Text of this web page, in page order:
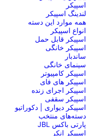
اسپیکر
لندینگ اسپیکر
همه موارد این دسته
انواع اسپیکر
اسپیکر قابل حمل
اسپیکر خانگی
ساندبار
سینمای خانگی
اسپیکر کامپیوتر
اسپیکر های فای
اسپیکر اجرای زنده
اسپیکر سقفی
اسپیکر دیواری | دکوراتیو
دسته‌های منتخب
پارتی باکس JBL
اسپیکر انکر